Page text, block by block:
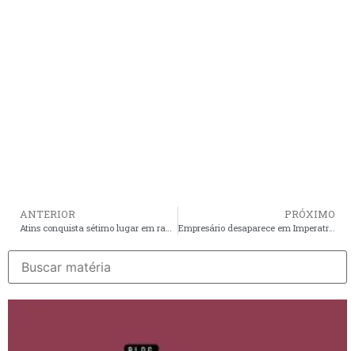
ANTERIOR PRÓXIMO
Empresário desaparece em Imperatriz e caso é investigado pela polícia